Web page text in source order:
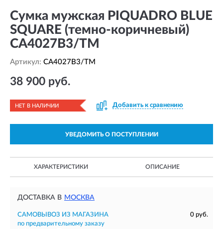
Сумка мужская PIQUADRO BLUE
SQUARE (темно-коричневый)
CA4027B3/TM
Артикул: CA4027B3/TM
38 900 руб.
НЕТ В НАЛИЧИИ Добавить к сравнению
УВЕДОМИТЬ О ПОСТУПЛЕНИИ
ХАРАКТЕРИСТИКИ ОПИСАНИЕ
ДОСТАВКА В МОСКВА
САМОВЫВОЗ ИЗ МАГАЗИНА
0 руб.
по предварительному заказу